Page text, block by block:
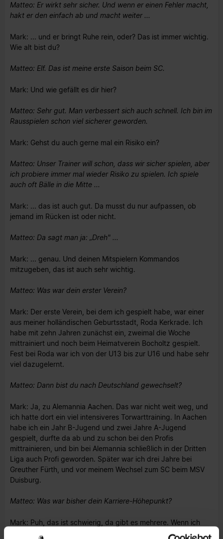
Matteo: Er wirkt sehr sicher. Und wenn er einen Fehler macht,
hakt er den einfach ab und macht weiter ...
Mark: ... und er bringt Ruhe rein, oder? Das ist immer wichtig.
Wie alt bist du?
Matteo: Elf. Das ist meine erste Saison beim SC.
Mark: Und wie gefällt es dir hier?
Matteo: Sehr gut. Man verbessert sich auch schnell. Ich bin im
Rausspielen schon viel sicherer geworden.
Mark: Gehst du auch gerne mal ein Risiko ein?
Matteo: Unser Trainer will schon, dass wir sicher spielen, aber
ich probiere immer mal wieder Risiko zu spielen. Ich spiele
auch oft Bälle in die Mitte ...
Mark: ... das ist auch gut. Da musst du nur aufpassen, ob
jemand im Rücken ist oder nicht.
Matteo: Da sagt man ja: „Dreh" ...
Mark: ... genau. Und deinen Mitspielern Kommandos
mitzugeben, das ist auch sehr wichtig.
Matteo: Was war dein erster Verein?
Mark: Der erste Verein, bei dem ich gespielt habe, war einer
aus meiner holländischen Geburtsstadt, Roda Kerkrade. Ich
habe mit zehn Jahren zunächst ein, zweimal die Woche
mittrainiert und noch beim Heimatverein Bocholtz gespielt.
Fest bei Roda war ich von der U13 bis zur U16 und habe sehr
viel dazugelernt.
Matteo: Dann bist du nach Deutschland gewechselt?
Mark: Ja, zu Alemannia Aachen. Das war nicht weit weg, und
ich hatte dort ein viel intensiveres Torwarttraining. In Aachen
habe ich ein Jahr B-Jugend und zwei Jahre A-Jugend
gespielt, durfte da ab und zu schon bei den Profis
mittrainieren, und bin bei Alemannia schließlich in der Dritten
Liga auch Profi geworden. Später war ich drei Jahre bei
Greuther Fürth, und vor meinem Wechsel zum SC beim MSV
Duisburg.
Matteo: Was war bisher dein Karriere-Höhepunkt?
Mark: Puh, das ist schwierig, da gibt es mehrere. Wenn ich
wählen müsste, ist der größte Höhepunkt, dass ich einfach